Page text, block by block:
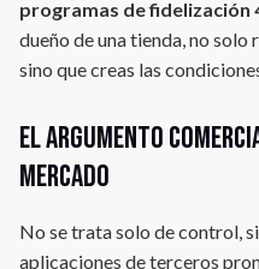
programas de fidelización
dueño de una tienda, no
sino que creas las
El argumento
mercado
No se trata solo de control,
aplicaciones de terceros